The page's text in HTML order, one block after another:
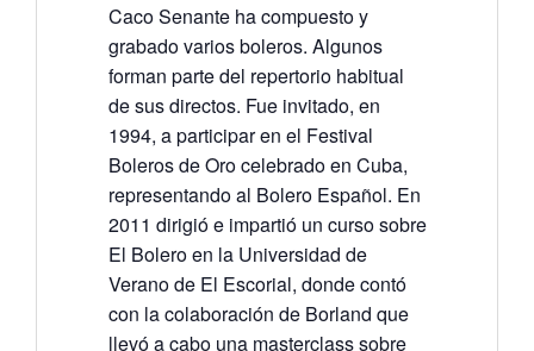
Caco Senante ha compuesto y
grabado varios boleros. Algunos
forman parte del repertorio habitual
de sus directos. Fue invitado, en
1994, a participar en el Festival
Boleros de Oro celebrado en Cuba,
representando al Bolero Español. En
2011 dirigió e impartió un curso sobre
El Bolero en la Universidad de
Verano de El Escorial, donde contó
con la colaboración de Borland que
llevó a cabo una masterclass sobre